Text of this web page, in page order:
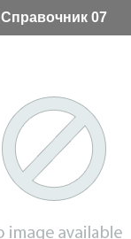
Справочник 07